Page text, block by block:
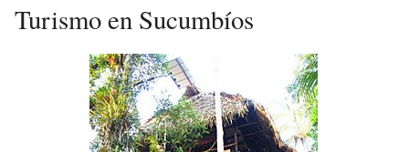
Turismo en Sucumbíos